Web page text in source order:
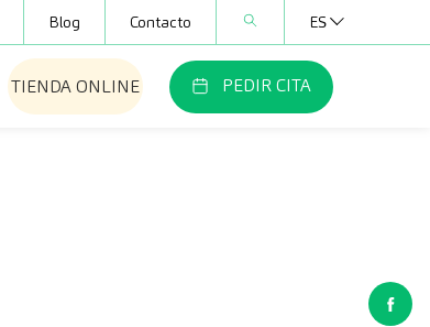
Blog Contacto ES
TIENDA ONLINE PEDIR CITA